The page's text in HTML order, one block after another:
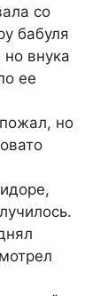
со
бабуля
внука
ее
но